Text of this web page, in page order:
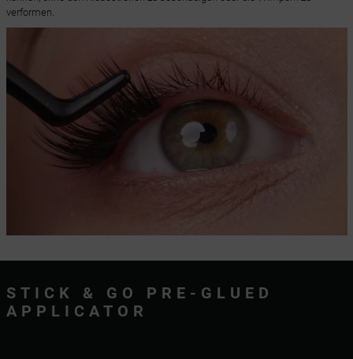
verformen.
STICK & GO PRE-GLUED
APPLICATOR